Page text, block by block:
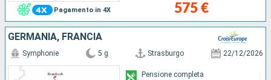
Pagamento in 4X 575 €
GERMANIA, FRANCIA
Symphonie 5 g Strasburgo 22/12/2026
Pensione completa